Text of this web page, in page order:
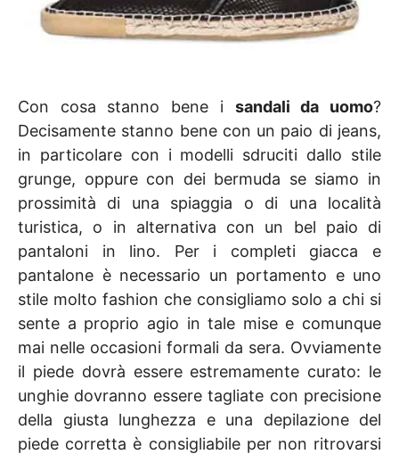
Con cosa stanno bene i sandali da uomo?
Decisamente stanno bene con un paio di jeans,
in particolare con i modelli sdruciti dallo stile
grunge, oppure con dei bermuda se siamo in
prossimità di una spiaggia o di una località
turistica, o in alternativa con un bel paio di
pantaloni in lino. Per i completi giacca e
pantalone è necessario un portamento e uno
stile molto fashion che consigliamo solo a chi si
sente a proprio agio in tale mise e comunque
mai nelle occasioni formali da sera. Ovviamente
il piede dovrà essere estremamente curato: le
unghie dovranno essere tagliate con precisione
della giusta lunghezza e una depilazione del
piede corretta è consigliabile per non ritrovarsi